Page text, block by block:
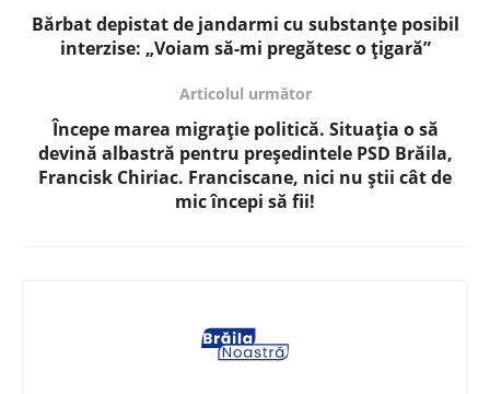
Bărbat depistat de jandarmi cu substanțe posibil
interzise: „Voiam să-mi pregătesc o țigară”
Articolul următor
Începe marea migrație politică. Situația o să
devină albastră pentru președintele PSD Brăila,
Francisk Chiriac. Franciscane, nici nu știi cât de
mic începi să fii!